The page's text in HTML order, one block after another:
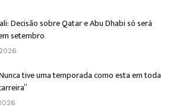
Decisão sobre Qatar e Abu Dhabi só será
setembro
tive uma temporada como esta em toda